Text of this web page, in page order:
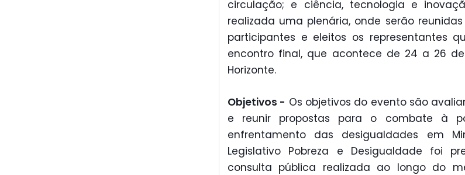
circulação; e ciência, tecnologia e
realizada uma plenária, onde serão
participantes e eleitos os representantes
encontro final, que acontece de 24 a 26
Horizonte.
Objetivos - Os objetivos do evento são
e reunir propostas para o combate à
enfrentamento das desigualdades em
Legislativo Pobreza e Desigualdade foi
consulta pública realizada ao longo do